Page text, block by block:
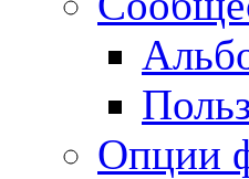
Опции